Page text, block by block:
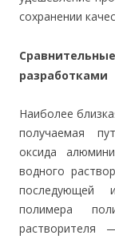
сохранении
разработками
Наиболее
получаемая
оксида
водного
последующей
полимера
растворителя